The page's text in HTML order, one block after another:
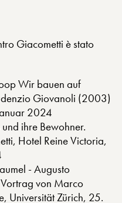
Giacometti è stato
Wir bauen auf
Giovanoli (2003)
2024
ihre Bewohner.
Hotel Reine Victoria,
- Augusto
von Marco
Universität Zürich, 25.